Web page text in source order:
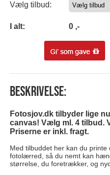
Vælg tilbud:
I alt: 0 ,-
Beskrivelse:
Fotosjov.dk tilbyder lige
canvas! Vælg ml. 4 tilbud.
Priserne er inkl. fragt.
Med tilbuddet her kan du
fotolærred, så du nemt kan
størrelse, du foretrækker, og